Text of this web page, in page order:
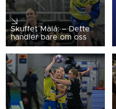
Skuffet Malá: – Dette
handler bare om oss